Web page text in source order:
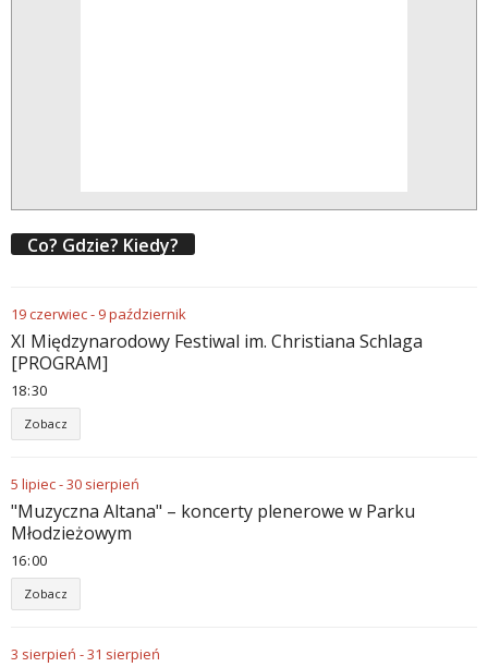
Co? Gdzie? Kiedy?
19czerwiec- 9październik
XI Międzynarodowy Festiwal im. Christiana Schlaga
[PROGRAM]
18:30
Zobacz
5 lipiec-30 sierpień
"Muzyczna Altana" – koncerty plenerowe w Parku
Młodzieżowym
16:00
Zobacz
3 sierpień -31 sierpień